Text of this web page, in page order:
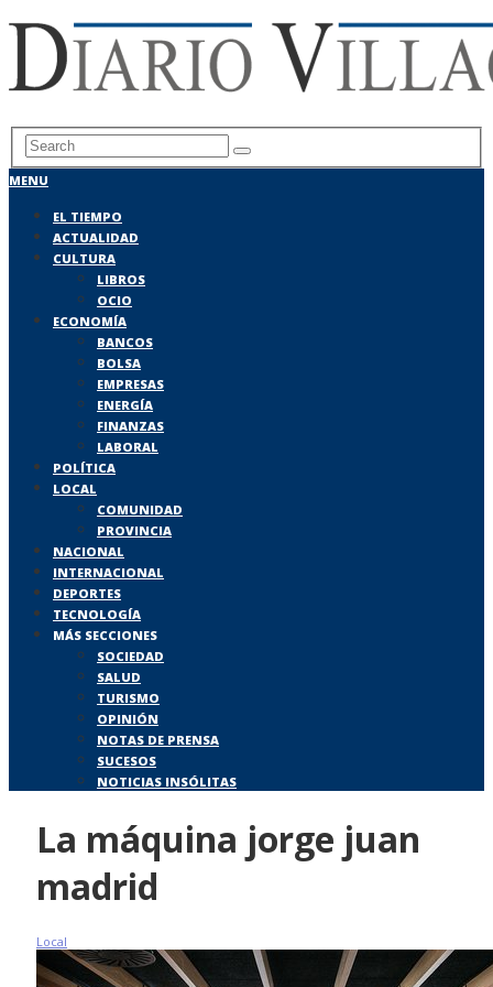
MENU
EL TIEMPO
ACTUALIDAD
CULTURA
LIBROS
OCIO
ECONOMÍA
BANCOS
BOLSA
EMPRESAS
ENERGÍA
FINANZAS
LABORAL
POLÍTICA
LOCAL
COMUNIDAD
PROVINCIA
NACIONAL
INTERNACIONAL
DEPORTES
TECNOLOGÍA
MÁS SECCIONES
SOCIEDAD
SALUD
TURISMO
OPINIÓN
NOTAS DE PRENSA
SUCESOS
NOTICIAS INSÓLITAS
La máquina jorge juan
madrid
Local